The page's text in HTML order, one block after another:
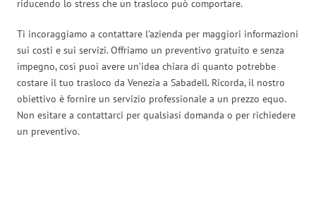
riducendo lo stress che un trasloco può comportare.
Ti incoraggiamo a contattare l’azienda per maggiori informazioni
sui costi e sui servizi. Offriamo un preventivo gratuito e senza
impegno, così puoi avere un’idea chiara di quanto potrebbe
costare il tuo trasloco da Venezia a Sabadell. Ricorda, il nostro
obiettivo è fornire un servizio professionale a un prezzo equo.
Non esitare a contattarci per qualsiasi domanda o per richiedere
un preventivo.